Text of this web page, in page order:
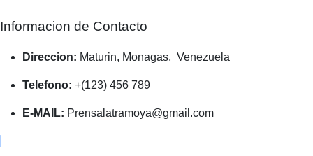
Informacion de Contacto
Direccion: Maturin, Monagas, Venezuela
Telefono: +(123) 456 789
E-MAIL: Prensalatramoya@gmail.com